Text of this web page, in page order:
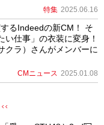
特集 2025.06.16
るIndeedの新CM！ そ
仕事」の衣装に変身！
クラ）さんがメンバーに
CMニュース 2025.01.08